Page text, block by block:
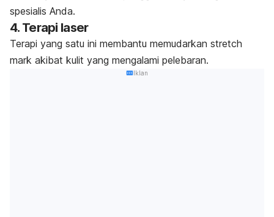
spesialis Anda.
4. Terapi laser
Terapi yang satu ini membantu memudarkan stretch
mark akibat kulit yang mengalami pelebaran.
Iklan